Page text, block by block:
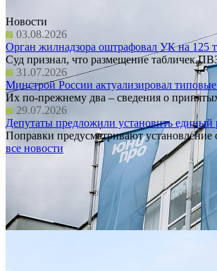
Новости
03.08.2026
Орган жилнадзора оштрафовал УК на 125
Суд признал, что размещение табличек
31.07.2026
Минстрой России актуализировал
Их по-прежнему два – сведения о
29.07.2026
Депутаты предложили установить
Поправки предусматривают
все новости